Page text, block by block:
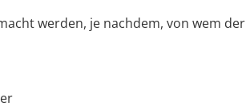
werden, je nachdem, von wem der